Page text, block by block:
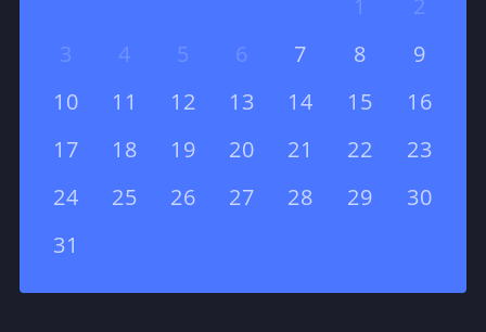
1
2
3
4 5 6 7 8
9
10
11 12 13 14 15
16
17
18 19 20 21 22
23
24
25 26 27 28 29
30
31